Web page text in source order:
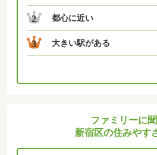
2 都心に近い
3 大きい駅がある
ファミリーに
新宿区の住みやす